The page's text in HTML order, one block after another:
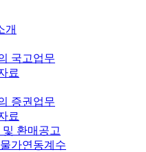
개
국고업무
료
증권업무
료
환매공고
가연동계수